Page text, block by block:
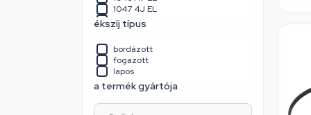
Vestel
Vinchi
Whirlpool
Zanussi
Zelmer
1047 4J EL
1047 J4 EL
1049 J4 EL
1054 J4 EL
1061 H9 EL
1061 J3 EL
1067 H7
ékszíj típus
bordázott
fogazott
lapos
a termék gyártója